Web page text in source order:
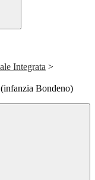
Integrata >
Bondeno)